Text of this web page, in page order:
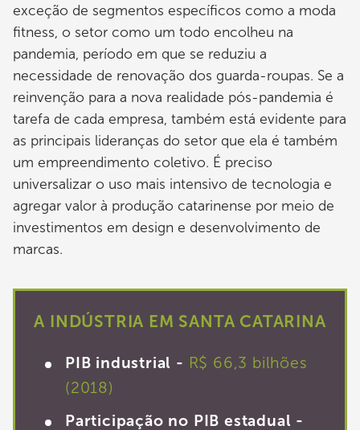
exceção de segmentos específicos como a moda
fitness, o setor como um todo encolheu na
pandemia, período em que se reduziu a
necessidade de renovação dos guarda-roupas. Se a
reinvenção para a nova realidade pós-pandemia é
tarefa de cada empresa, também está evidente para
as principais lideranças do setor que ela é também
um empreendimento coletivo. É preciso
universalizar o uso mais intensivo de tecnologia e
agregar valor à produção catarinense por meio de
investimentos em design e desenvolvimento de
marcas.
A INDÚSTRIA EM SANTA CATARINA
PIB industrial - R$ 66,3 bilhões
(2018)
Participação no PIB estadual -